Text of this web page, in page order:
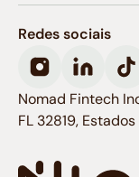
Redes sociais
Nomad Fintech
FL 32819,